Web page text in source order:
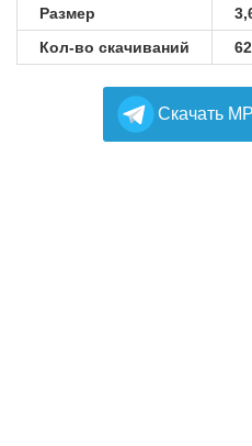
Размер
Кол-во скачиваний
62
Cкачать